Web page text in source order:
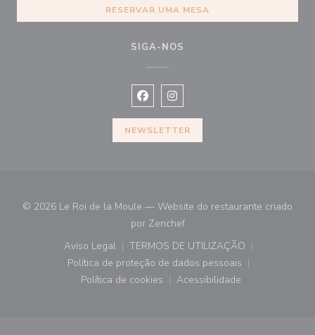
RESERVAR UMA MESA
SIGA-NOS
Facebook ((abre numa nova janela))
Instagram ((abre numa nova
NEWSLETTER
© 2026 Le Roi de la Moule — Website do restaurante criado
por Zenchef((abre numa nova janela))
Aviso Legal
((abre numa nova janela))
TERMOS DE UTILIZAÇÃO
((abre numa nova janela))
Política de proteção de dados pessoais
((abre numa nova janela))
Política de cookies
((abre numa nova janela))
Acessibilidade
((abre numa nova